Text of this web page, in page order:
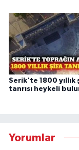
Serik'te 1800 yıllık
tanrısı heykeli
Yorumlar